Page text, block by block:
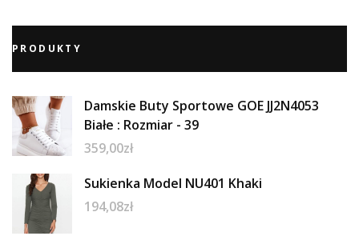
PRODUKTY
Damskie Buty Sportowe GOE JJ2N4053
Białe : Rozmiar - 39
359,00zł
Sukienka Model NU401 Khaki
194,08zł